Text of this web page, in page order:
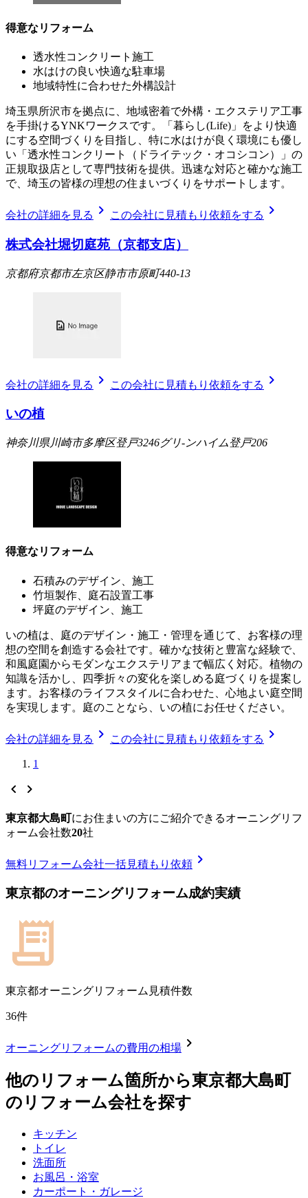
得意なリフォーム
透水性コンクリート施工
水はけの良い快適な駐車場
地域特性に合わせた外構設計
埼玉県所沢市を拠点に、地域密着で外構・エクステリア工事
を手掛けるYNKワークスです。「暮らし(Life)」をより快適
にする空間づくりを目指し、特に水はけが良く環境にも優し
い「透水性コンクリート（ドライテック・オコシコン）」の
正規取扱店として専門技術を提供。迅速な対応と確かな施工
で、埼玉の皆様の理想の住まいづくりをサポートします。
会社の詳細を見る chevron_right この会社に見積もり依頼をする chevron_right
株式会社堀切庭苑（京都支店）
京都府京都市左京区静市市原町440-13
会社の詳細を見る chevron_right この会社に見積もり依頼をする chevron_right
いの植
神奈川県川崎市多摩区登戸3246グリ-ンハイム登戸206
得意なリフォーム
石積みのデザイン、施工
竹垣製作、庭石設置工事
坪庭のデザイン、施工
いの植は、庭のデザイン・施工・管理を通じて、お客様の理
想の空間を創造する会社です。確かな技術と豊富な経験で、
和風庭園からモダンなエクステリアまで幅広く対応。植物の
知識を活かし、四季折々の変化を楽しめる庭づくりを提案し
ます。お客様のライフスタイルに合わせた、心地よい庭空間
を実現します。庭のことなら、いの植にお任せください。
会社の詳細を見る chevron_right この会社に見積もり依頼をする chevron_right
1
chevron_left chevron_right
東京都大島町にお住まいの方にご紹介できるオーニングリフ
ォーム会社数20社
無料リフォーム会社一括見積もり依頼 chevron_right
東京都のオーニングリフォーム成約実績
東京都オーニングリフォーム見積件数
36件
オーニングリフォームの費用の相場 chevron_right
他のリフォーム箇所から東京都大島町
のリフォーム会社を探す
キッチン
トイレ
洗面所
お風呂・浴室
カーポート・ガレージ